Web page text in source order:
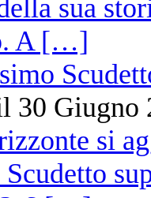
30 Giugno